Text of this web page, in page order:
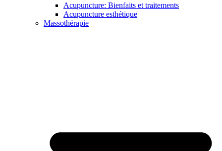
Acupuncture: Bienfaits et traitements
Acupuncture esthétique
Massothérapie